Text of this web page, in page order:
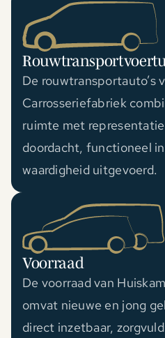
De rouwtransportauto’s
Carrosseriefabriek
ruimte met
doordacht, functioneel
waardigheid uitgevoerd.
Voorraad
De voorraad van
omvat nieuwe en jong
direct inzetbaar,